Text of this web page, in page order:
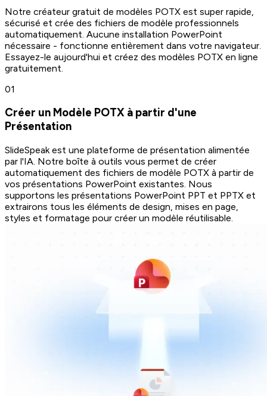
Notre créateur gratuit de modèles POTX est super rapide,
sécurisé et crée des fichiers de modèle professionnels
automatiquement. Aucune installation PowerPoint
nécessaire - fonctionne entièrement dans votre navigateur.
Essayez-le aujourd'hui et créez des modèles POTX en ligne
gratuitement.
01
Créer un Modèle POTX à partir d'une
Présentation
SlideSpeak est une plateforme de présentation alimentée
par l'IA. Notre boîte à outils vous permet de créer
automatiquement des fichiers de modèle POTX à partir de
vos présentations PowerPoint existantes. Nous
supportons les présentations PowerPoint PPT et PPTX et
extrairons tous les éléments de design, mises en page,
styles et formatage pour créer un modèle réutilisable.